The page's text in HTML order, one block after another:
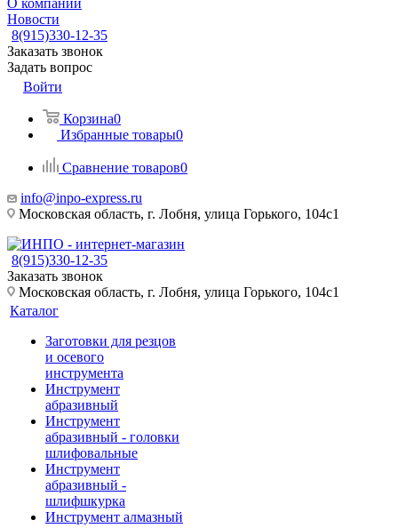
О компании
Новости
8(915)330-12-35
Заказать звонок
Задать вопрос
Войти
Корзина0
Избранные товары0
Сравнение товаров0
info@inpo-express.ru
Московская область, г. Лобня, улица Горького, 104с1
8(915)330-12-35
Заказать звонок
Московская область, г. Лобня, улица Горького, 104с1
Каталог
Заготовки для резцов
и осевого
инструмента
Инструмент
абразивный
Инструмент
абразивный - головки
шлифовальные
Инструмент
абразивный -
шлифшкурка
Инструмент алмазный